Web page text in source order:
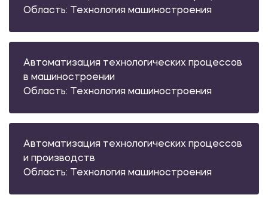
Область: Технология машиностроения
Автоматизация технологических процессов
в машиностроении
Область: Технология машиностроения
Автоматизация технологических процессов
и производств
Область: Технология машиностроения